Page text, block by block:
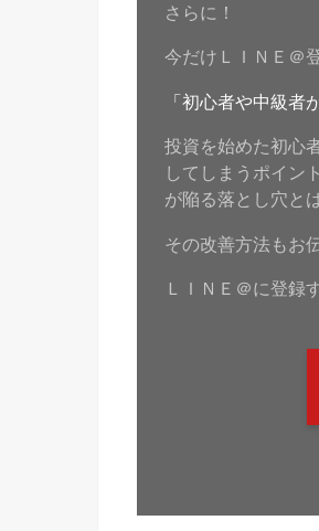
さらに！
今だけＬＩＮＥ＠
「初心者や中級
投資を始めた初心
してしまうポイン
が陥る落とし穴と
その改善方法もお
ＬＩＮＥ＠に登録